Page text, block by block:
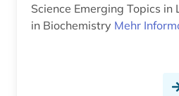
operation (1)
Science Emerging Topics in
in Biochemistry Mehr